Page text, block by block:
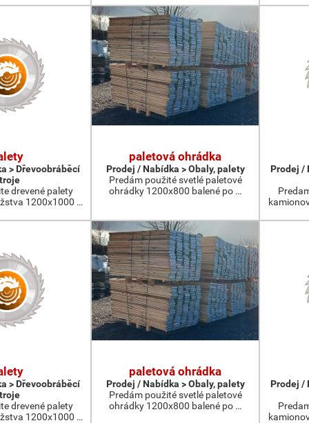
> Dřevoobráběcí
drevené palety
1200x1000 …
paletová ohrádka
Prodej / Nabídka > Obaly, palety
Predám použité svetlé paletové
ohrádky 1200x800 balené po …
Prodej /
> Dřevoobráběcí
drevené palety
1200x1000 …
paletová ohrádka
Prodej / Nabídka > Obaly, palety
Predám použité svetlé paletové
ohrádky 1200x800 balené po …
Prodej /